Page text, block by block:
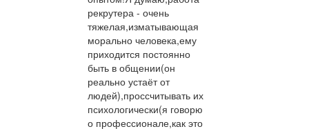
рекрутера - очень
тяжелая,изматывающая
морально человека,ему
приходится постоянно
быть в общении(он
реально устаёт от
людей),проссчитывать их
психологически(я говорю
о профессионале,как это